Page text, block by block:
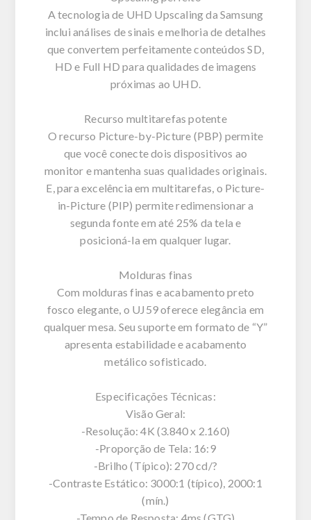
A tecnologia de UHD Upscaling da Samsung
inclui análises de sinais e melhoria de detalhes
que convertem perfeitamente conteúdos SD,
HD e Full HD para qualidades de imagens
próximas ao UHD.
Recurso multitarefas potente
O recurso Picture-by-Picture (PBP) permite
que você conecte dois dispositivos ao
monitor e mantenha suas qualidades originais.
E, para excelência em multitarefas, o Picture-
in-Picture (PIP) permite redimensionar a
segunda fonte em até 25% da tela e
posicioná-la em qualquer lugar.
Molduras finas
Com molduras finas e acabamento preto
fosco elegante, o UJ59 oferece elegância em
qualquer mesa. Seu suporte em formato de “Y”
apresenta estabilidade e acabamento
metálico sofisticado.
Especificações Técnicas:
Visão Geral:
-Resolução: 4K (3.840 x 2.160)
-Proporção de Tela: 16:9
-Brilho (Típico): 270 cd/?
-Contraste Estático: 3000:1 (típico), 2000:1
(mín.)